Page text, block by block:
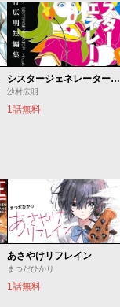
シスタージェネレーター 沙村広明短編集
沙村広明
1話無料
あさやけリフレイン
まつだひかり
1話無料